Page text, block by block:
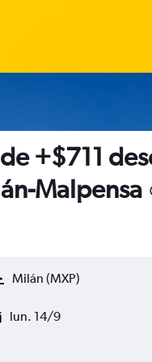
+$711
Malpensa
lun. 14/9